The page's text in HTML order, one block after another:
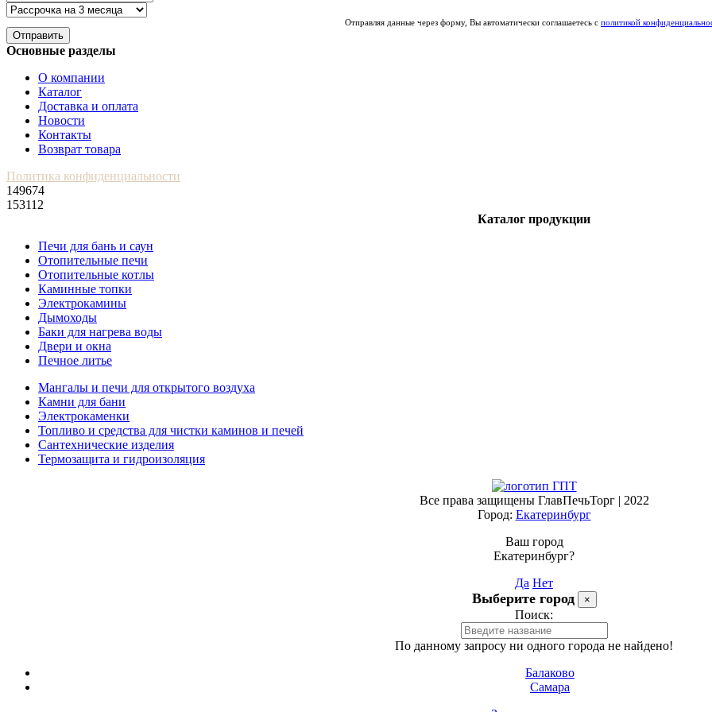
Отправляя данные через форму, Вы автоматически соглашаетесь с политикой
Отправить
Основные разделы
О компании
Каталог
Доставка и оплата
Новости
Контакты
Возврат товара
Политика конфиденциальности
149674
153112
Каталог продукции
Печи для бань и саун
Отопительные печи
Отопительные котлы
Каминные топки
Электрокамины
Дымоходы
Баки для нагрева воды
Двери и окна
Печное литье
Мангалы и печи для открытого воздуха
Камни для бани
Электрокаменки
Топливо и средства для чистки каминов и печей
Сантехнические изделия
Термозащита и гидроизоляция
Все права защищены ГлавПечьТорг | 2022
Город: Екатеринбург
Ваш город
Екатеринбург?
Да Нет
Выберите город ×
Поиск:
По данному запросу ни одного города не найдено!
Балаково
Самара